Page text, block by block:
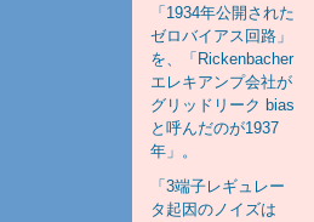
「1934年公開された
ゼロバイアス回路」
を、「Rickenbacher
エレキアンプ会社が
グリッドリーク bias
と呼んだのが1937
年」。
「3端子レギュレー
タ起因のノイズは